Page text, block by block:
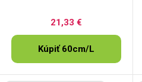
21,33 €
Kúpiť 60cm/L